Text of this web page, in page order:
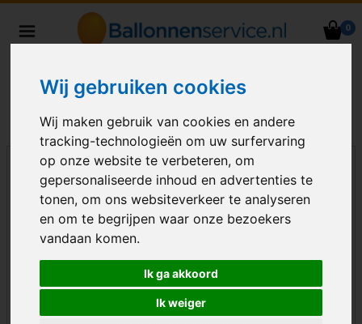
Wij gebruiken cookies
Wij maken gebruik van cookies en andere
tracking-technologieën om uw surfervaring
op onze website te verbeteren, om
gepersonaliseerde inhoud en advertenties te
tonen, om ons websiteverkeer te analyseren
en om te begrijpen waar onze bezoekers
vandaan komen.
Ik ga akkoord
Ik weiger
0
Nederland